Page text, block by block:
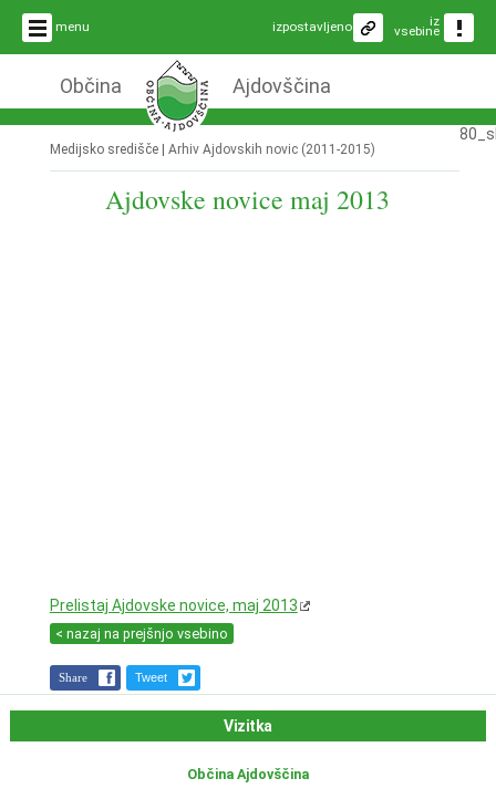
menu iz
vsebine
izpostavljeno
Občina Ajdovščina
Medijsko središče | Arhiv Ajdovskih novic (2011-2015)
Ajdovske novice maj 2013
Prelistaj Ajdovske novice, maj 2013
< nazaj na prejšnjo vsebino
Share Tweet
Vizitka
Občina Ajdovščina